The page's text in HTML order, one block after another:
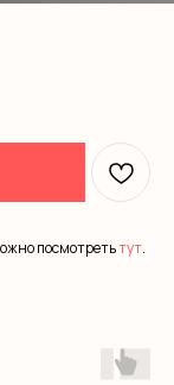
посмотретьтут.